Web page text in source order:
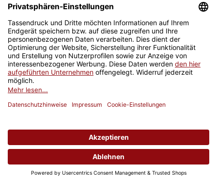
Newsletter